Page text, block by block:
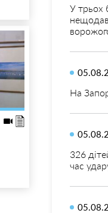
У трьох
На
326
час